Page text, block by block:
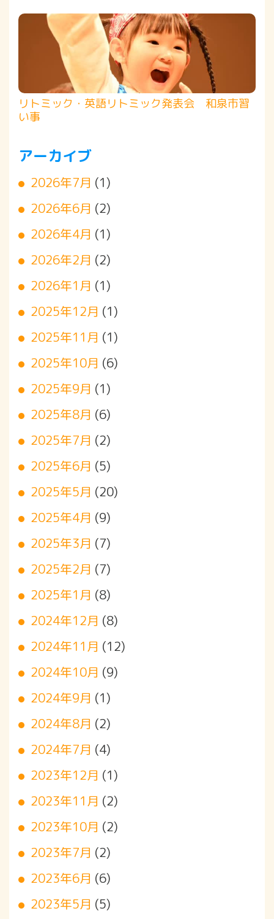
リトミック・英語リトミック発表会 和泉市習
い事
アーカイブ
2026年7月 (1)
2026年6月 (2)
2026年4月 (1)
2026年2月 (2)
2026年1月 (1)
2025年12月 (1)
2025年11月 (1)
2025年10月 (6)
2025年9月 (1)
2025年8月 (6)
2025年7月 (2)
2025年6月 (5)
2025年5月 (20)
2025年4月 (9)
2025年3月 (7)
2025年2月 (7)
2025年1月 (8)
2024年12月 (8)
2024年11月 (12)
2024年10月 (9)
2024年9月 (1)
2024年8月 (2)
2024年7月 (4)
2023年12月 (1)
2023年11月 (2)
2023年10月 (2)
2023年7月 (2)
2023年6月 (6)
2023年5月 (5)